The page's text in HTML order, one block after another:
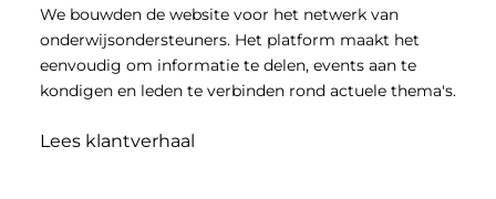
We bouwden de website voor het netwerk van
onderwijsondersteuners. Het platform maakt het
eenvoudig om informatie te delen, events aan te
kondigen en leden te verbinden rond actuele thema's.
Lees klantverhaal